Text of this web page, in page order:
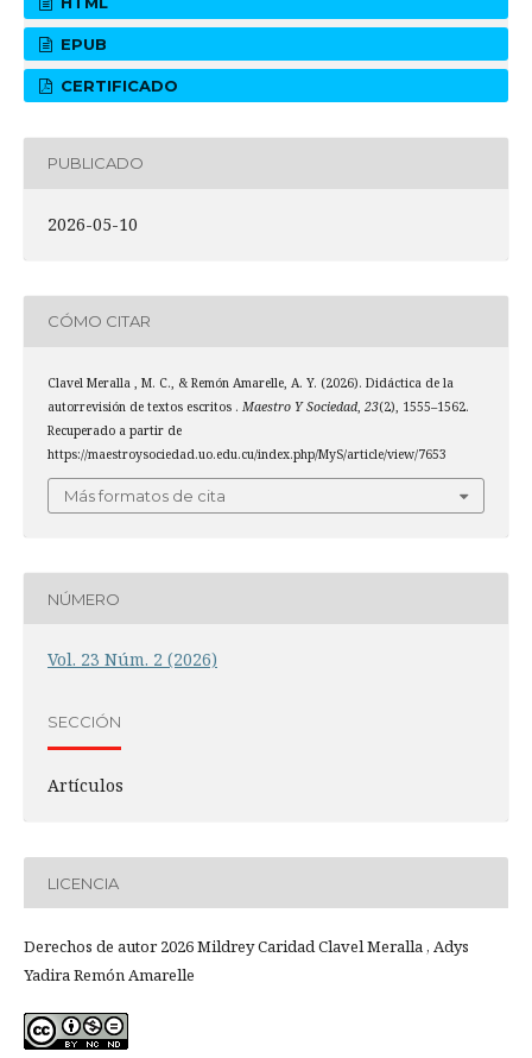
EPUB
CERTIFICADO
PUBLICADO
2026-05-10
CÓMO CITAR
Clavel Meralla , M. C., & Remón Amarelle, A. Y. (2026). Didáctica de la
autorrevisión de textos escritos . Maestro Y Sociedad, 23(2), 1555–1562.
Recuperado a partir de
https://maestroysociedad.uo.edu.cu/index.php/MyS/article/view/7653
Más formatos de cita
NÚMERO
Vol. 23 Núm. 2 (2026)
SECCIÓN
Artículos
LICENCIA
Derechos de autor 2026 Mildrey Caridad Clavel Meralla , Adys
Yadira Remón Amarelle